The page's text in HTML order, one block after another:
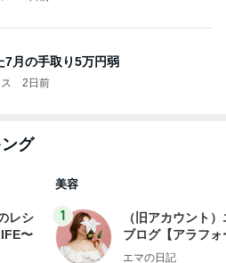
7月の手取り5万円弱
2日前
グ
レシ
〜
美容
1
（旧アカウント
ブログ【アラフォ
社売却セカンドラ
エマの日記